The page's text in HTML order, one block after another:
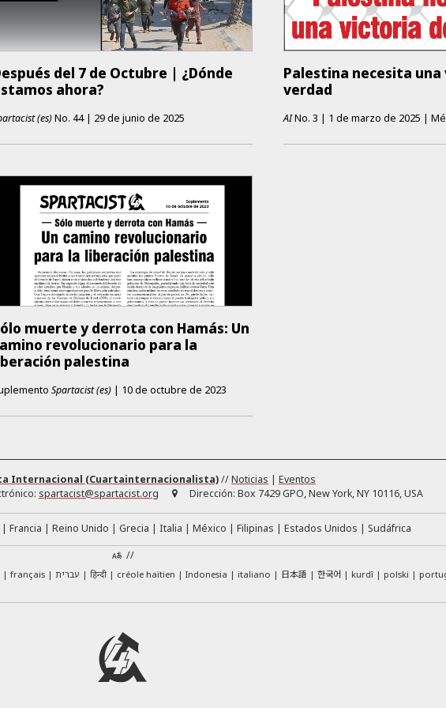
del 7 de Octubre | ¿Dónde
ahora?
(es) No. 44 | 29 de junio de 2025
Palestina necesita
verdad
AINo.3 | 1 de marzo de 2025 |
muerte y derrota con Hamás: Un
revolucionario para la
palestina
Spartacist (es) | 10 de octubre de 2023
Internacional (Cuartainternacionalista)//Noticias | Eventos
spartacist@spartacist.org Dirección: Box 7429 GPO, New York, NY 10116, USA
Francia Reino Unido Grecia Italia México Filipinas Estados Unidos Sudáfrica
//
français עברית हिन्दी créole haïtien Indonesia italiano 日本語 한국어 kurdî polski